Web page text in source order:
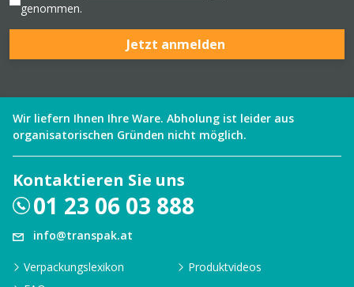
genommen.
Jetzt anmelden
Wir liefern Ihnen Ihre Ware. Abholung ist leider aus
organisatorischen Gründen nicht möglich.
Kontaktieren Sie uns
01 23 06 03 888
info@transpak.at
Verpackungslexikon
Produktvideos